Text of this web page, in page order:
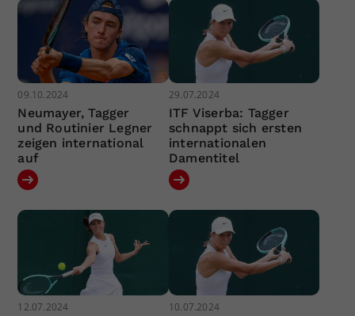
09.10.2024
Neumayer, Tagger
und Routinier Legner
zeigen international
auf
29.07.2024
ITF Viserba: Tagger
schnappt sich ersten
internationalen
Damentitel
12.07.2024 10.07.2024